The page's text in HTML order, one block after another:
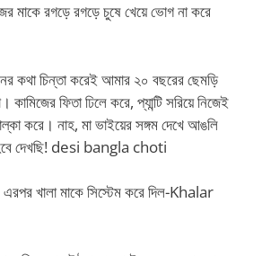
মাকে রগড়ে রগড়ে চুষে খেয়ে ভোগ না করে
কথা চিন্তা করেই আমার ২০ বছরের ছেমড়ি
ফিতা ঢিলে করে, প্যান্টি সরিয়ে নিজেই
করে। নাহ, মা ভাইয়ের সঙ্গম দেখে আঙলি
দেখছি! desi bangla choti
খালা মাকে সিস্টেম করে দিল-Khalar